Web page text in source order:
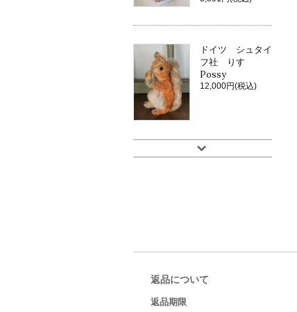
ドイツ シュタイ
フ社 りす
Possy
12,000円(税込)
返品について
返品期限